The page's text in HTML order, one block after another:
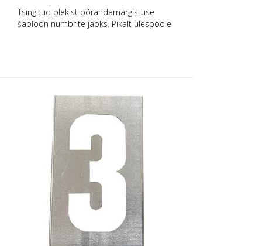
Tsingitud plekist põrandamärgistuse
šabloon numbrite jaoks. Pikalt ülespoole